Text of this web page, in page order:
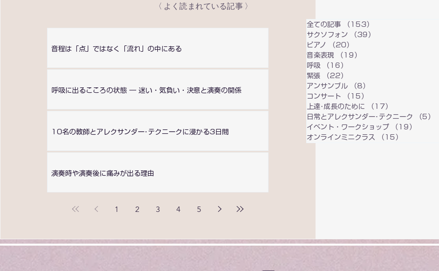
音程は「点」ではなく「流
呼吸に出るこころの状態 ―
迷い・気負い・決意と演奏の
〈 ​よく読まれている記事 〉
音程は「点」ではなく「流れ」の中にある
呼吸に出るこころの状態 ― 迷い・気負い・決意と演奏の関係
10名の教師とアレクサンダー･テクニークに浸かる3日間
演奏時や演奏後に痛みが出る理由
1 2 3 4 5
全ての記事 （153）
サクソフォン
（39）
ピアノ
（20）
音楽表現
（19）
呼吸
（16）
緊張
（22）
アンサンブル
（8）
コンサート
（15）
上達･成長のために
（17）
日常とアレクサンダー･テクニーク
（5）
イベント・ワークショップ
（19）
オンラインミニクラス
（15）